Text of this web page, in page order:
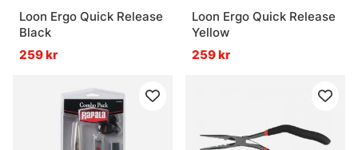
Loon Ergo Quick Release
Black
259 kr
Loon Ergo Quick Release
Yellow
259 kr